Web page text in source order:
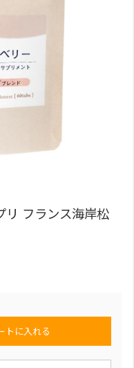
リ フランス海岸松
トに入れる